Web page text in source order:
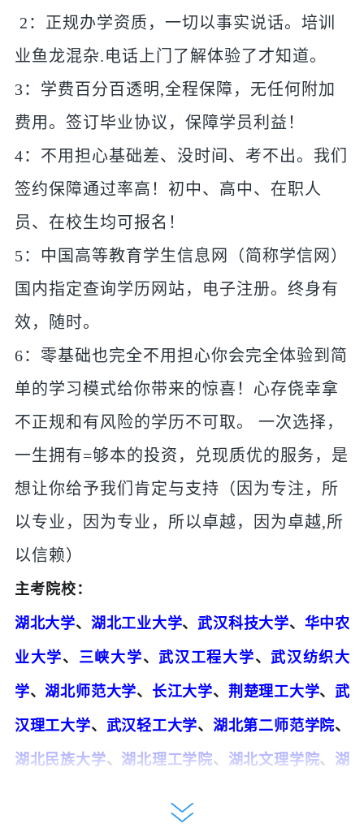
2：正规办学资质，一切以事实说话。培训
业鱼龙混杂.电话上门了解体验了才知道。
3：学费百分百透明,全程保障，无任何附加
费用。签订毕业协议，保障学员利益！
4：不用担心基础差、没时间、考不出。我们
签约保障通过率高！初中、高中、在职人
员、在校生均可报名！
5：中国高等教育学生信息网（简称学信网）
国内指定查询学历网站，电子注册。终身有
效，随时。
6：零基础也完全不用担心你会完全体验到简
单的学习模式给你带来的惊喜！心存侥幸拿
不正规和有风险的学历不可取。 一次选择，
一生拥有=够本的投资，兑现质优的服务，是
想让你给予我们肯定与支持（因为专注，所
以专业，因为专业，所以卓越，因为卓越,所
以信赖）
主考院校：
湖北大学、 湖北工业大学、武汉科技大学、 华中农
业大学、 三峡大学、武汉工程大学、武汉纺织大
学、湖北师范大学、 长江大学、 荆楚理工大学、武
汉理工大学、 武汉轻工大学、 湖北第二师范学院、
湖北民族大学、 湖北理工学院、 湖北文理学院、 湖